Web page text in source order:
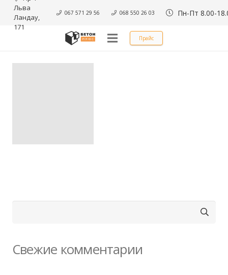
Льва
Ландау,
171
067 571 29 56 068 550 26 03 Пн-Пт 8.00-
Прайс
Свежие комментарии